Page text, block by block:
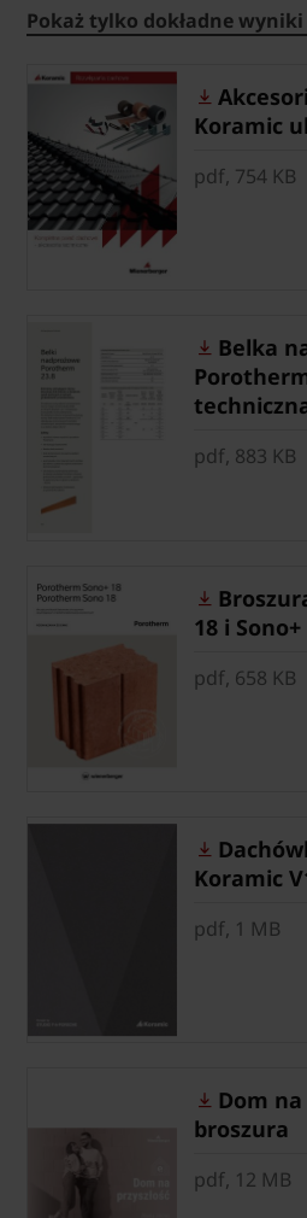
Pokaż tylko dokładne wyniki
Koramic
pdf, 754 KB
Belka
pdf, 883 KB
18 i Sono+
pdf, 658 KB
Koramic
pdf, 1 MB
Dom na
broszura
pdf, 12 MB